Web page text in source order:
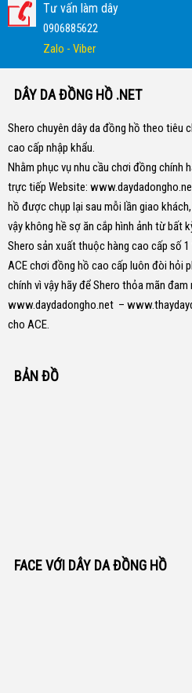
Tư vấn làm dây
0906885622
Zalo - Viber
DÂY DA ĐỒNG HỒ .NET
Shero chuyên dây da đồng hồ theo tiêu
cao cấp nhập khẩu.
Nhằm phục vụ nhu cầu chơi đồng chính
trực tiếp Website:
hồ được chụp lại sau mỗi lần giao
vậy không hề sợ ăn cắp hình ảnh từ bất
Shero sản xuất thuộc hàng cao cấp số 1
ACE chơi đồng hồ cao cấp luôn đòi hỏi
chính vì vậy hãy để Shero thỏa mãn đam
www.daydadongho.net –
cho ACE.
BẢN ĐỒ
FACE VỚI DÂY DA ĐỒNG HỒ